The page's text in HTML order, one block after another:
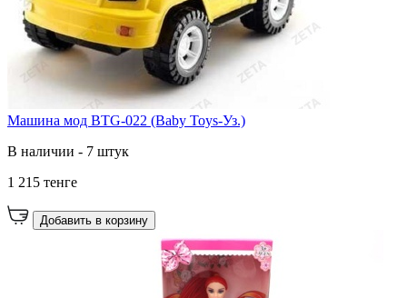
Машина мод BTG-022 (Baby Toys-Уз.)
В наличии - 7 штук
1 215 тенге
Добавить в корзину